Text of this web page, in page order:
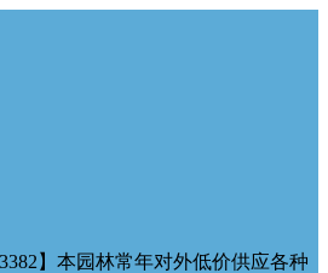
】本园林常年对外低价供应各种